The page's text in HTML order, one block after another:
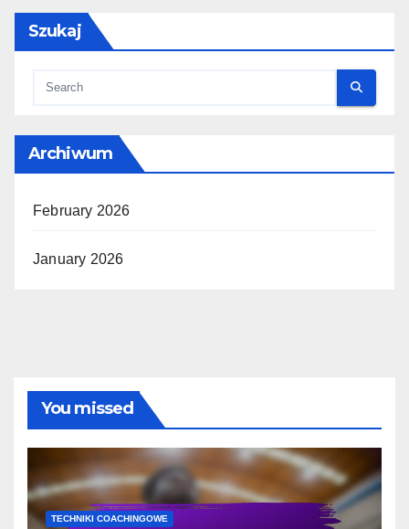
Szukaj
Archiwum
February 2026
January 2026
You missed
TECHNIKI COACHINGOWE